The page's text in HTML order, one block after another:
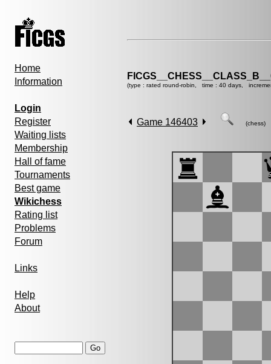
Home
Information
Login
Register
Waiting lists
Membership
Hall of fame
Tournaments
Best game
Wikichess
Rating list
Problems
Forum
Links
Help
About
(type : rated round-robin, time : 40 days,
Game 146403 (chess)